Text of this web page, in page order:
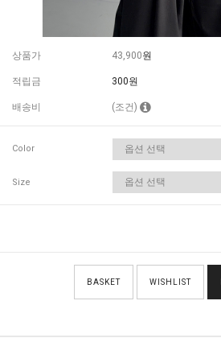
상품가 43,900원
적립금 300원
배송비 (조건)
Color
Size
BASKET WISHLIST